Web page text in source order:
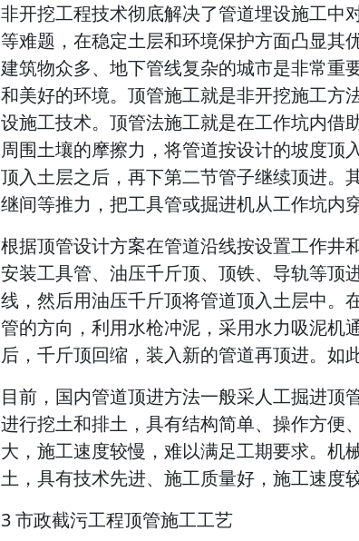
非开挖工程技术彻底解决了管道埋设施工中
等难题，在稳定土层和环境保护方面凸显其
建筑物众多、地下管线复杂的城市是非常重
和美好的环境。顶管施工就是非开挖施工方
设施工技术。顶管法施工就是在工作坑内借
周围土壤的摩擦力，将管道按设计的坡度顶
顶入土层之后，再下第二节管子继续顶进。
继间等推力，把工具管或掘进机从工作坑内
根据顶管设计方案在管道沿线按设置工作井
安装工具管、油压千斤顶、顶铁、导轨等顶
线，然后用油压千斤顶将管道顶入土层中。
管的方向，利用水枪冲泥，采用水力吸泥机
后，千斤顶回缩，装入新的管道再顶进。如
目前，国内管道顶进方法一般采人工掘进顶
进行挖土和排土，具有结构简单、操作方便
大，施工速度较慢，难以满足工期要求。机
土，具有技术先进、施工质量好，施工速度
3 市政截污工程顶管施工工艺